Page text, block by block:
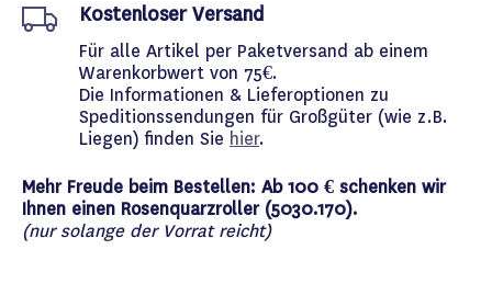
Kostenloser Versand
Für alle Artikel per Paketversand ab einem
Warenkorbwert von 75€.
Die Informationen & Lieferoptionen zu
Speditionssendungen für Großgüter (wie z.B.
Liegen) finden Sie hier.
Mehr Freude beim Bestellen: Ab 100 € schenken wir
Ihnen einen Rosenquarzroller (5030.170).
(nur solange der Vorrat reicht)